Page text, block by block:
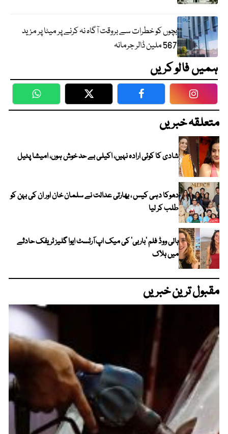
بچوں کو خطرات سے بروقت آگاہ نہ کرنے پر میٹا پر مزید
567 ملین ڈالر جرمانہ
ہمیں فالو کریں
WhatsApp Twitter Facebook
متعلقہ خبریں
شادی کا کوئی ارادہ نہیں، اکیلی بے حد خوش ہوں، امیشا پٹیل
دھوکا دہی کیس ، بھارتی عدالت نے سلمان خان اور ان کی بہن کو
طلب کر لیا
ہالی ووڈ فلم ’باربی‘ کی میک اپ آرٹسٹ ایوا گلیز ٹریفک حادثے
میں ہلاک
مقبول ترین خبریں